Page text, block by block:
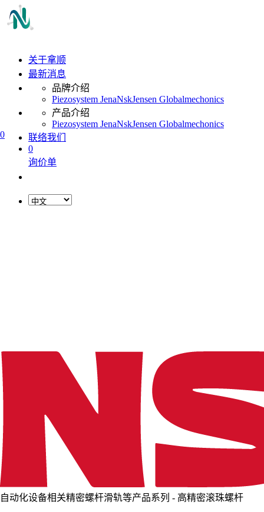
0
关于拿顺
最新消息
品牌介绍
Piezosystem JenaNskJensen Globalmechonics
产品介绍
Piezosystem JenaNskJensen Globalmechonics
联络我们
0
询价单
自动化设备相关精密螺杆滑轨等产品系列 - 高精密滚珠螺杆